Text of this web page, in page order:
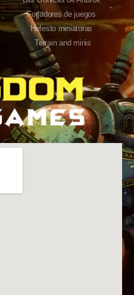
Forjadores de juegos
Hefesto miniaturas
Terrain and minis